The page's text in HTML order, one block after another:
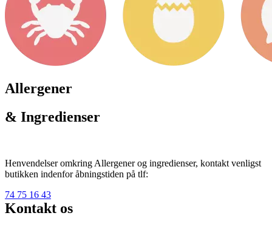
Allergener
& Ingredienser
Henvendelser omkring Allergener og ingredienser, kontakt venligst
butikken indenfor åbningstiden på tlf:
74 75 16 43
Kontakt os